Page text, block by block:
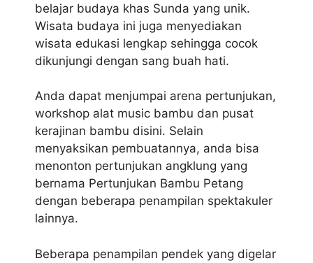
belajar budaya khas Sunda yang unik.
Wisata budaya ini juga menyediakan
wisata edukasi lengkap sehingga cocok
dikunjungi dengan sang buah hati.
Anda dapat menjumpai arena pertunjukan,
workshop alat music bambu dan pusat
kerajinan bambu disini. Selain
menyaksikan pembuatannya, anda bisa
menonton pertunjukan angklung yang
bernama Pertunjukan Bambu Petang
dengan beberapa penampilan spektakuler
lainnya.
Beberapa penampilan pendek yang digelar